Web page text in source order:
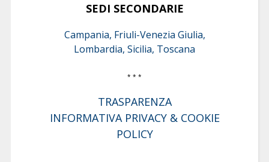
SEDI SECONDARIE
Campania, Friuli-Venezia Giulia,
Lombardia, Sicilia, Toscana
* * *
TRASPARENZA
INFORMATIVA PRIVACY & COOKIE
POLICY